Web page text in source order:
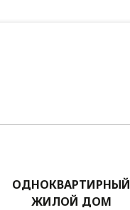
ОДНОКВАРТИРНЫЙ
ЖИЛОЙ ДОМ